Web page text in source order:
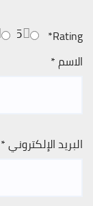
Rating
*
5
الاسم*
البريد الإلكتروني*